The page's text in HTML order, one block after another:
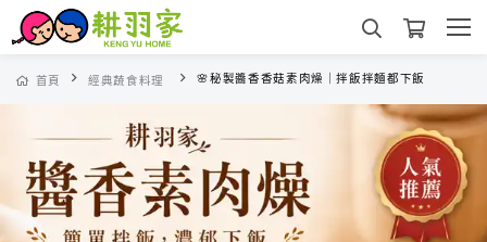
首頁 經典蔬食料理 🌸秘製醬香香菇素肉燥｜拌飯拌麵都下飯